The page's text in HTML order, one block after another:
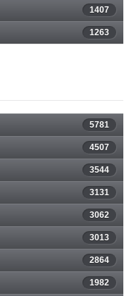
1407
1263
5781
4507
3544
3131
3062
3013
2864
1982